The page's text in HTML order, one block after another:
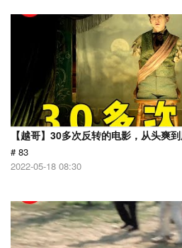
【越哥】30多次反转的电影，从头爽
# 83
2022-05-18 08:30